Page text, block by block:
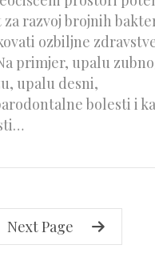
za razvoj brojnih
ozbiljne
primjer, upalu
upalu desni,
bolesti i
Next Page